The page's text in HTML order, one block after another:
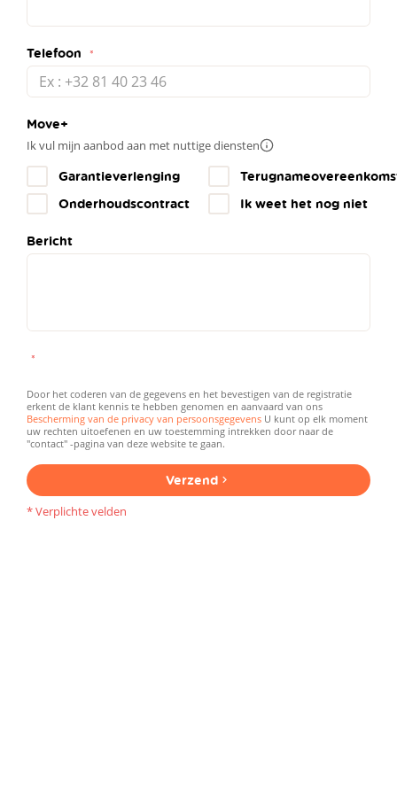
Telefoon
Move+
Ik vul mijn aanbod aan met nuttige dienstenMeer
Garantieverlenging
Onderhoudscontract
Ik weet het nog niet
Bericht
Door het coderen van de gegevens en het bevestigen van de registratie
erkent de klant kennis te hebben genomen en aanvaard van ons
Bescherming van de privacy van persoonsgegevens U kunt op elk moment
uw rechten uitoefenen en uw toestemming intrekken door naar de
"contact" -pagina van deze website te gaan.
Verzend
* Verplichte velden